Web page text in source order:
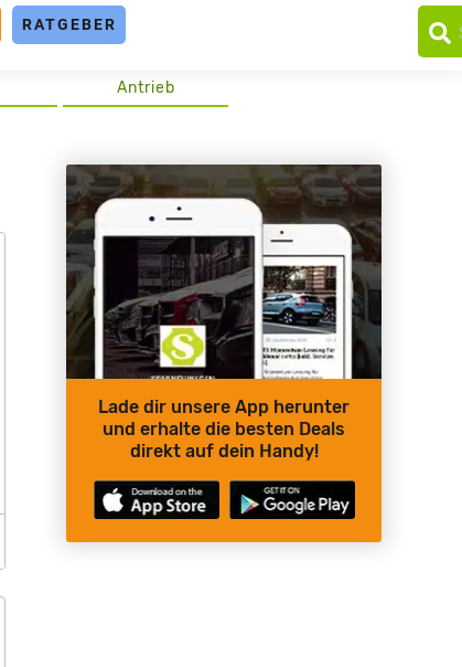
RATGEBER
Antrieb
Lade dir unsere App herunter
und erhalte die besten Deals
direkt auf dein Handy!